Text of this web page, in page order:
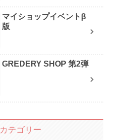
マイショップイベントβ
版
GREDERY SHOP 第2弾
カテゴリー